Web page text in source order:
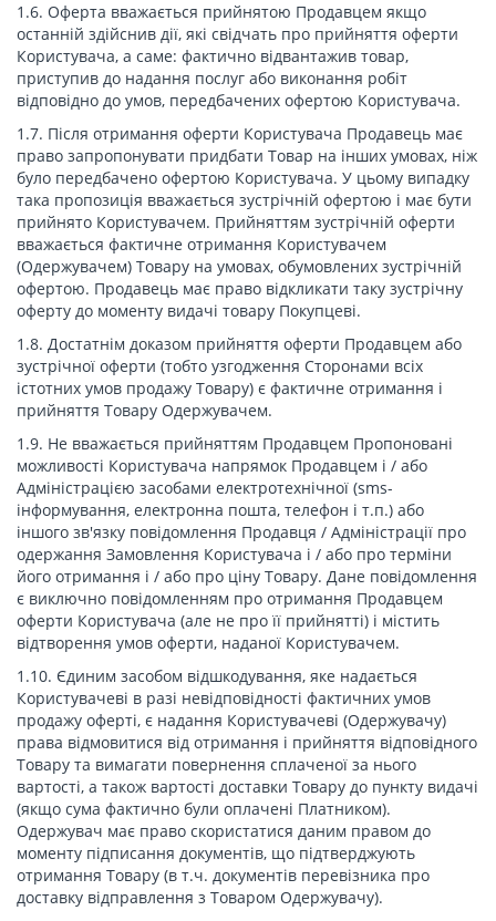
1.6. Оферта вважається прийнятою Продавцем якщо
останній здійснив дії, які свідчать про прийняття оферти
Користувача, а саме: фактично відвантажив товар,
приступив до надання послуг або виконання робіт
відповідно до умов, передбачених офертою Користувача.
1.7. Після отримання оферти Користувача Продавець має
право запропонувати придбати Товар на інших умовах, ніж
було передбачено офертою Користувача. У цьому випадку
така пропозиція вважається зустрічній офертою і має бути
прийнято Користувачем. Прийняттям зустрічній оферти
вважається фактичне отримання Користувачем
(Одержувачем) Товару на умовах, обумовлених зустрічній
офертою. Продавець має право відкликати таку зустрічну
оферту до моменту видачі товару Покупцеві.
1.8. Достатнім доказом прийняття оферти Продавцем або
зустрічної оферти (тобто узгодження Сторонами всіх
істотних умов продажу Товару) є фактичне отримання і
прийняття Товару Одержувачем.
1.9. Не вважається прийняттям Продавцем Пропоновані
можливості Користувача напрямок Продавцем і / або
Адміністрацією засобами електротехнічної (sms-
інформування, електронна пошта, телефон і т.п.) або
іншого зв'язку повідомлення Продавця / Адміністрації про
одержання Замовлення Користувача і / або про терміни
його отримання і / або про ціну Товару. Дане повідомлення
є виключно повідомленням про отримання Продавцем
оферти Користувача (але не про її прийнятті) і містить
відтворення умов оферти, наданої Користувачем.
1.10. Єдиним засобом відшкодування, яке надається
Користувачеві в разі невідповідності фактичних умов
продажу оферті, є надання Користувачеві (Одержувачу)
права відмовитися від отримання і прийняття відповідного
Товару та вимагати повернення сплаченої за нього
вартості, а також вартості доставки Товару до пункту видачі
(якщо сума фактично були оплачені Платником).
Одержувач має право скористатися даним правом до
моменту підписання документів, що підтверджують
отримання Товару (в т.ч. документів перевізника про
доставку відправлення з Товаром Одержувачу).